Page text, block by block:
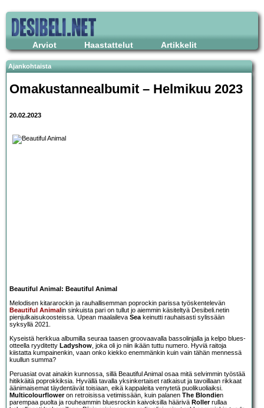
Arviot Haastattelut Artikkelit
Ajankohtaista
Omakustannealbumit – Helmikuu 2023
20.02.2023
Beautiful Animal: Beautiful Animal
Melodisen kitararockin ja rauhallisemman poprockin parissa työskentelevän
Beautiful Animalin sinkuista pari on tullut jo aiemmin käsiteltyä Desibeli.netin
pienjulkaisukoosteissa. Upean maalaileva Seakeinutti rauhaisasti sylissään
syksyllä 2021.
Kyseistä herkkua albumilla seuraa taasen groovaavalla bassolinjalla ja kelpo blues-
otteella ryyditetty Ladyshow, joka oli jo niin ikään tuttu numero. Hyviä raitoja
kiistatta kumpainenkin, vaan onko kiekko enemmänkin kuin vain tähän mennessä
kuullun summa?
Peruasiat ovat ainakin kunnossa, sillä Beautiful Animal osaa mitä selvimmin työstää
hitikkäitä poprokkiksia. Hyvällä tavalla yksinkertaiset ratkaisut ja tavoillaan rikkaat
äänimaisemat täydentävät toisiaan, eikä kappaleita venytetä puolikuoliaiksi.
Multicolourfloweron retroisissa vetimissään, kuin palanen The Blondien
parempaa puolta ja rouheammin bluesrockin kaivoksilla häärivä Rollerrullaa